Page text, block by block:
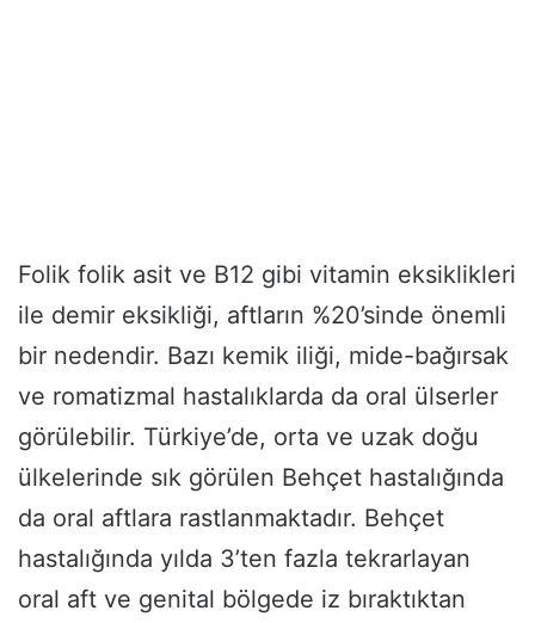
Folik folik asit ve B12 gibi vitamin eksiklikleri
ile demir eksikliği, aftların %20’sinde önemli
bir nedendir. Bazı kemik iliği, mide-bağırsak
ve romatizmal hastalıklarda da oral ülserler
görülebilir. Türkiye’de, orta ve uzak doğu
ülkelerinde sık görülen Behçet hastalığında
da oral aftlara rastlanmaktadır. Behçet
hastalığında yılda 3’ten fazla tekrarlayan
oral aft ve genital bölgede iz bıraktıktan